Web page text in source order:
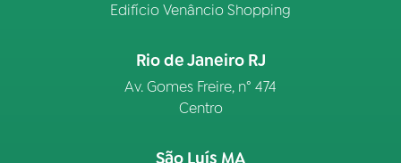
Edifício Venâncio Shopping
Rio de Janeiro RJ
Av. Gomes Freire, n° 474
Centro